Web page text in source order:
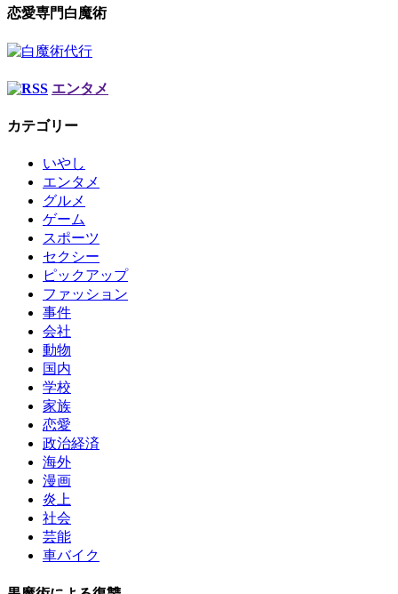
恋愛専門白魔術
エンタメ
カテゴリー
いやし
エンタメ
グルメ
ゲーム
スポーツ
セクシー
ピックアップ
ファッション
事件
会社
動物
国内
学校
家族
恋愛
政治経済
海外
漫画
炎上
社会
芸能
車バイク